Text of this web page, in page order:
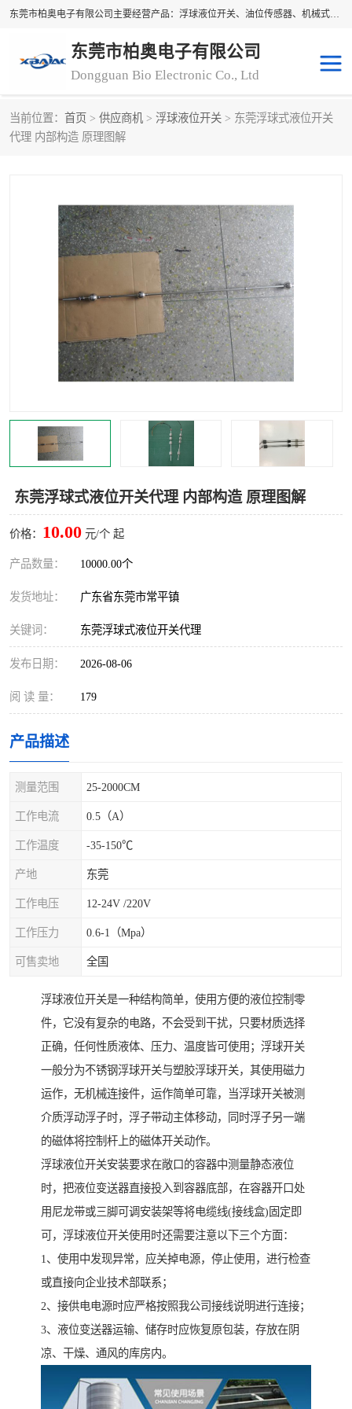
东莞市柏奥电子有限公司主要经营产品：浮球液位开关、油位传感器、机械式油表、浮球液位计、水位控制浮球阀、料位开关，水流开关、油水位控制配套仪表等。柏奥电子，您可信赖的合作伙伴
东莞市柏奥电子有限公司
Dongguan Bio Electronic Co., Ltd
当前位置： 首页 > 供应商机 > 浮球液位开关 > 东莞浮球式液位开关
代理 内部构造 原理图解
东莞浮球式液位开关代理 内部构造 原理图解
价格： 10.00 元/个 起
产品数量： 10000.00个
发货地址： 广东省东莞市常平镇
关键词： 东莞浮球式液位开关代理
发布日期： 2026-08-06
阅 读 量： 179
产品描述
测量范围 25-2000CM
工作电流 0.5（A）
工作温度 -35-150℃
产地 东莞
工作电压 12-24V /220V
工作压力 0.6-1（Mpa）
可售卖地 全国
浮球液位开关是一种结构简单，使用方便的液位控制零
件，它没有复杂的电路，不会受到干扰，只要材质选择
正确，任何性质液体、压力、温度皆可使用；浮球开关
一般分为不锈钢浮球开关与塑胶浮球开关，其使用磁力
运作，无机械连接件，运作简单可靠，当浮球开关被测
介质浮动浮子时，浮子带动主体移动，同时浮子另一端
的磁体将控制杆上的磁体开关动作。
浮球液位开关安装要求在敞口的容器中测量静态液位
时，把液位变送器直接投入到容器底部，在容器开口处
用尼龙带或三脚可调安装架等将电缆线(接线盒)固定即
可，浮球液位开关使用时还需要注意以下三个方面：
1、使用中发现异常，应关掉电源，停止使用，进行检查
或直接向企业技术部联系；
2、接供电电源时应严格按照我公司接线说明进行连接；
3、液位变送器运输、储存时应恢复原包装，存放在阴
凉、干燥、通风的库房内。
浮球液位开关
料位开关 油位表
磁性浮球 浮球阀
磁翻板液位计 转速表